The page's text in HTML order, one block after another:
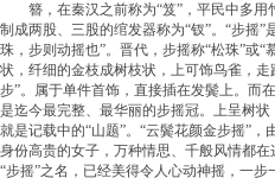
簪，在秦汉之前称为“笈”，平民中多用
制成两股、三股的绾发器称为“钗”。“步摇
珠，步则动摇也”。晋代，步摇称“松珠”或
状，纤细的金枝成树枝状，上可饰鸟雀，
步”。属于单件首饰，直接插在发鬓上。而
是迄今最完整、最华丽的步摇冠。上呈树
就是记载中的“山题”。“云鬓花颜金步摇”
身份高贵的女子，万种情思、千般风情都
“步摇”之名，已经美得令人心动神摇，一